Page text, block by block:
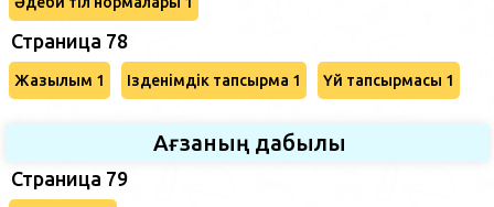
Страница 78
Жазылым 1 Ізденімдік тапсырма 1 Үй тапсырмасы 1
Ағзаның дабылы
Страница 79